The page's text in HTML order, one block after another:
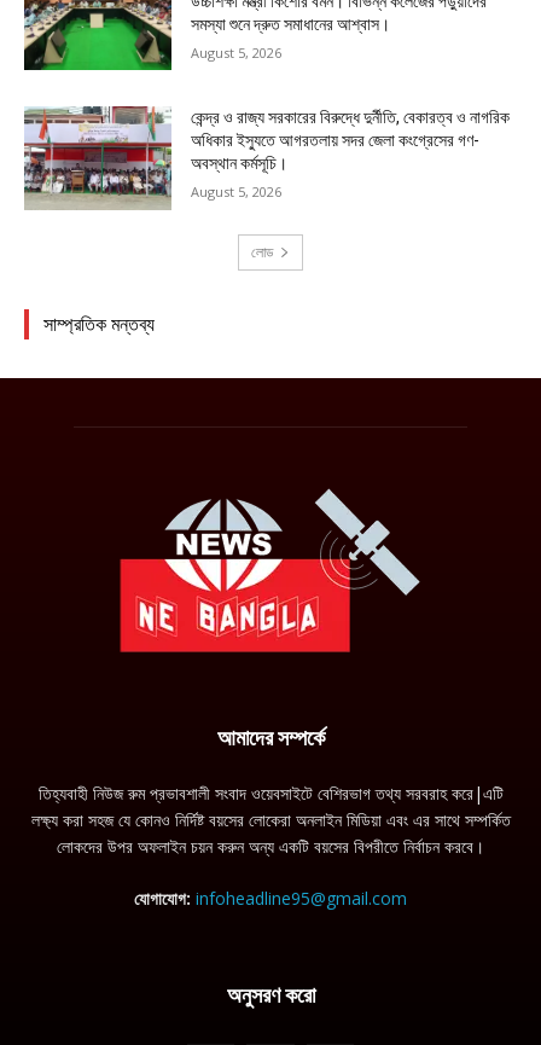
আমাদের সম্পর্কে
তিহ্যবাহী নিউজ রুম প্রভাবশালী সংবাদ ওয়েবসাইটে বেশিরভাগ তথ্য সরবরাহ করে|এটি
লক্ষ্য করা সহজ যে কোনও নির্দিষ্ট বয়সের লোকেরা অনলাইন মিডিয়া এবং এর সাথে সম্পর্কিত
লোকদের উপর অফলাইন চয়ন করুন অন্য একটি বয়সের বিপরীতে নির্বাচন করবে।
যোগাযোগ: infoheadline95@gmail.com
অনুসরণ করো